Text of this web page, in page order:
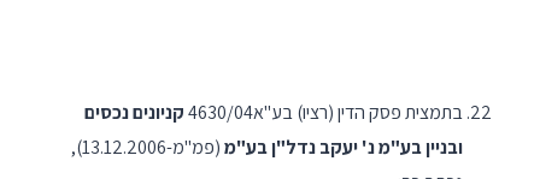
בתמצית פסק הדין (רציו) בע"א4630/04
קניונים נכסים
ובניין בע"מ נ' יעקב נדל"ן בע"מ
(פמ"מ-13.12.2006),